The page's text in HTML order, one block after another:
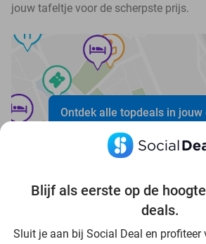
Blijf als eerste op de
deals.
Sluit je aan bij Social Deal en profiteer
jouw tafeltje voor de scherpste prijs.
Ontdek alle topdeals in jouw
Voordelig genieten in Hagen: haal